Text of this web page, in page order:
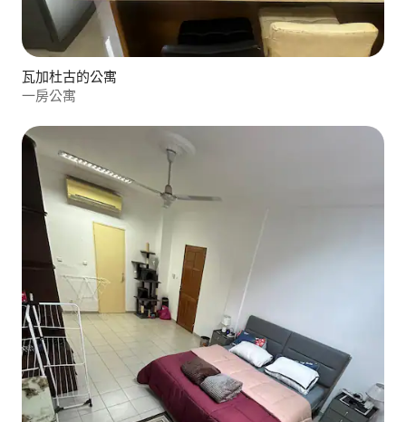
瓦加杜古的公寓
一房公寓